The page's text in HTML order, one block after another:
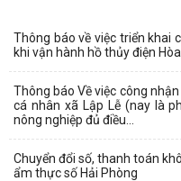
Thông báo về việc triển khai
khi vận hành hồ thủy điện
Thông báo Về việc công
cá nhân xã Lập Lễ (nay là
nông nghiệp đủ điều...
Chuyển đổi số, thanh toán
ẩm thực số Hải Phòng